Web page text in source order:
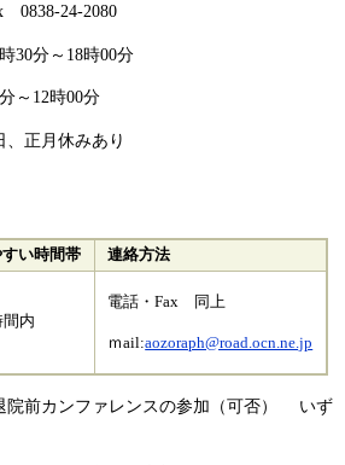
24-2080​
時30分～18時00分
時00分
休みあり
い時間帯 連絡方法
間内
電話・Fax 同上
ｍail:aozoraph@road.ocn.ne.jp
院前カンファレンスの参加（可否） いず